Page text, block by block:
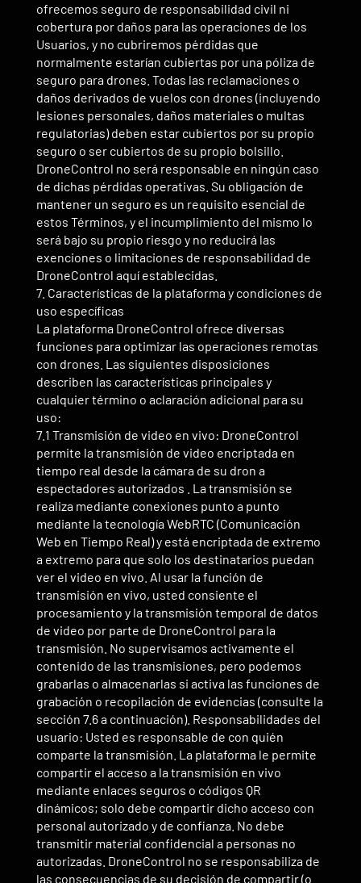
ofrecemos seguro de responsabilidad civil ni
cobertura por daños para las operaciones de los
Usuarios, y no cubriremos pérdidas que
normalmente estarían cubiertas por una póliza de
seguro para drones. Todas las reclamaciones o
daños derivados de vuelos con drones (incluyendo
lesiones personales, daños materiales o multas
regulatorias) deben estar cubiertos por su propio
seguro o ser cubiertos de su propio bolsillo.
DroneControl no será responsable en ningún caso
de dichas pérdidas operativas. Su obligación de
mantener un seguro es un requisito esencial de
estos Términos, y el incumplimiento del mismo lo
será bajo su propio riesgo y no reducirá las
exenciones o limitaciones de responsabilidad de
DroneControl aquí establecidas.
7. Características de la plataforma y condiciones de
uso específicas
La plataforma DroneControl ofrece diversas
funciones para optimizar las operaciones remotas
con drones. Las siguientes disposiciones
describen las características principales y
cualquier término o aclaración adicional para su
uso:
7.1 Transmisión de video en vivo: DroneControl
permite la transmisión de video encriptada en
tiempo real desde la cámara de su dron a
espectadores autorizados . La transmisión se
realiza mediante conexiones punto a punto
mediante la tecnología WebRTC (Comunicación
Web en Tiempo Real) y está encriptada de extremo
a extremo para que solo los destinatarios puedan
ver el video en vivo. Al usar la función de
transmisión en vivo, usted consiente el
procesamiento y la transmisión temporal de datos
de video por parte de DroneControl para la
transmisión. No supervisamos activamente el
contenido de las transmisiones, pero podemos
grabarlas o almacenarlas si activa las funciones de
grabación o recopilación de evidencias (consulte la
sección 7.6 a continuación). Responsabilidades del
usuario: Usted es responsable de con quién
comparte la transmisión. La plataforma le permite
compartir el acceso a la transmisión en vivo
mediante enlaces seguros o códigos QR
dinámicos; solo debe compartir dicho acceso con
personal autorizado y de confianza. No debe
transmitir material confidencial a personas no
autorizadas. DroneControl no se responsabiliza de
las consecuencias de su decisión de compartir (o